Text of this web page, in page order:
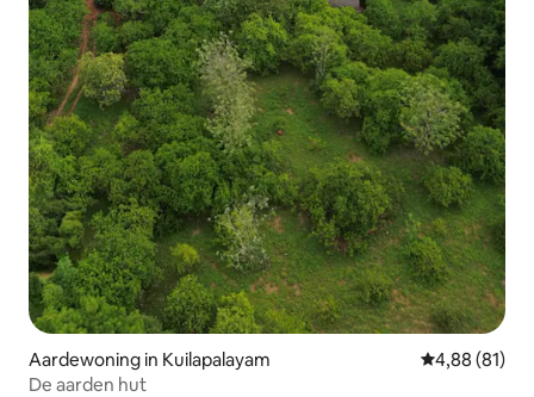
Aardewoning in Kuilapalayam Gemiddelde
4,88 (81)
De aarden hut